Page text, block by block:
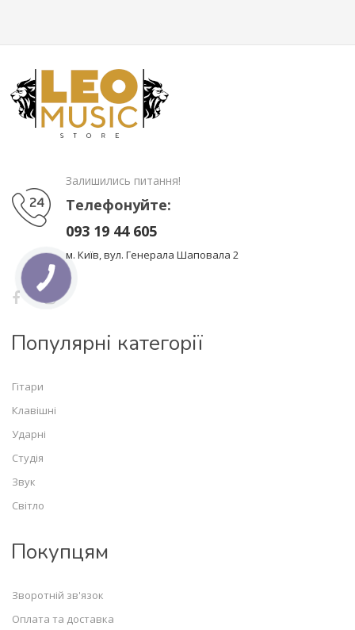
Залишились питання!
Телефонуйте:
093 19 44 605
м. Київ, вул. Генерала Шаповала 2
Популярні категорії
Гітари
Клавішні
Ударні
Студія
Звук
Світло
Покупцям
Зворотній зв'язок
Оплата та доставка